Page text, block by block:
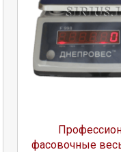
фасовочные